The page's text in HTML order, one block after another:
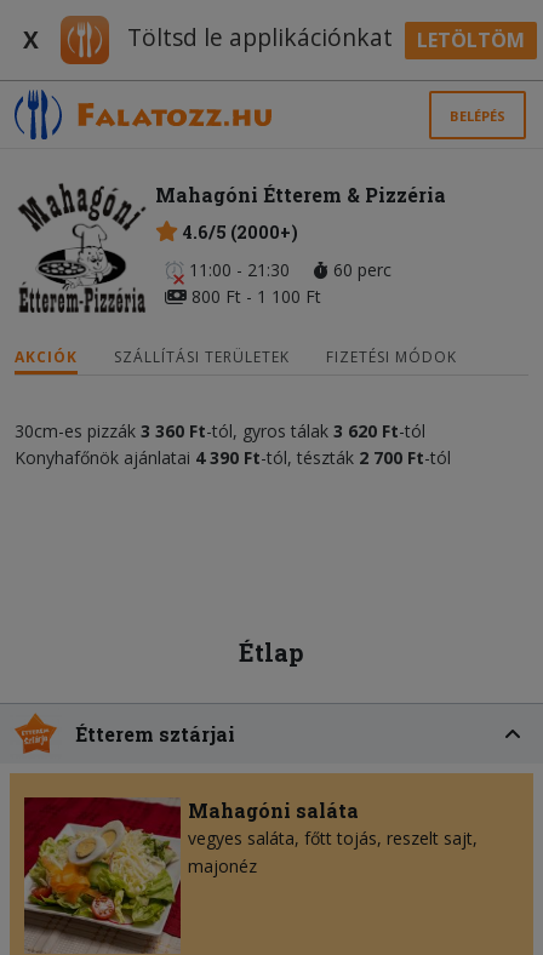
X Töltsd le applikációnkat LETÖLTÖM
BELÉPÉS
Mahagóni Étterem & Pizzéria
4.6/5 (2000+)
11:00 - 21:30
60 perc
800 Ft - 1 100 Ft
AKCIÓK SZÁLLÍTÁSI TERÜLETEK FIZETÉSI MÓDOK
30cm-es pizzák 3 360 Ft-tól, gyros tálak 3 620 Ft-tól
Konyhafőnök ajánlatai 4 390 Ft-tól, tészták 2 700 Ft-tól
Étlap
Étterem sztárjai
Mahagóni saláta
vegyes saláta főtt tojás reszelt sajt
majonéz